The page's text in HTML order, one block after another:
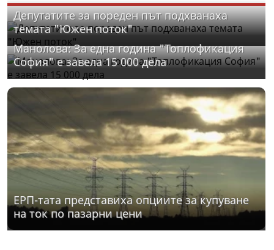
Депутатите за пореден път подхванаха
темата "Южен поток"
Манолова: За една година "Топлофикация
София" е завела 15 000 дела
ЕРП-тата представиха опциите за купуване
на ток по пазарни цени